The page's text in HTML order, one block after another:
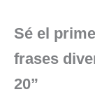
Sé el
frases
20”